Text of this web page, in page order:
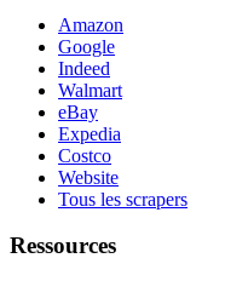
Amazon
Google
Indeed
Walmart
eBay
Expedia
Costco
Website
Tous les scrapers
Ressources